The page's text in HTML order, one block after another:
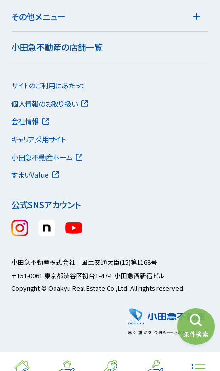
条件検索
その他メニュー
小田急不動産の店舗一覧
公式SNSアカウント
サイトのご利用にあたって
個人情報のお取り扱い
会社情報
キャリア採用サイト
小田急不動産ホーム
すまいValue
小田急不動産株式会社 国土交通大臣(15)第1168号
〒151-0061 東京都渋谷区初台1-47-1 小田急西新宿ビル
Copyright © Odakyu Real Estate Co.,Ltd. All rights reserved.